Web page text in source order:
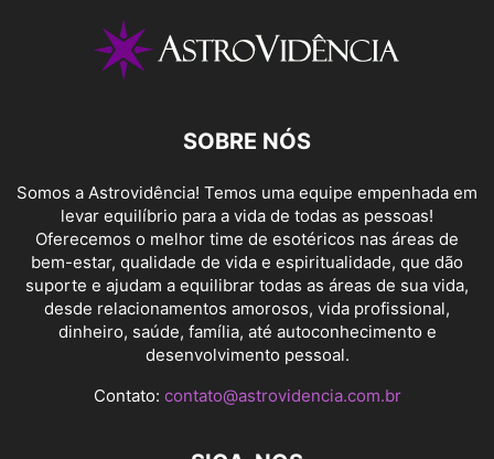
SOBRE NÓS
Somos a Astrovidência! Temos uma equipe empenhada em
levar equilíbrio para a vida de todas as pessoas!
Oferecemos o melhor time de esotéricos nas áreas de
bem-estar, qualidade de vida e espiritualidade, que dão
suporte e ajudam a equilibrar todas as áreas de sua vida,
desde relacionamentos amorosos, vida profissional,
dinheiro, saúde, família, até autoconhecimento e
desenvolvimento pessoal.
Contato: contato@astrovidencia.com.br